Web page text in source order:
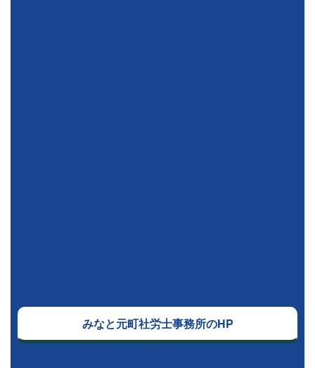
みなと元町社労士事務所のHP